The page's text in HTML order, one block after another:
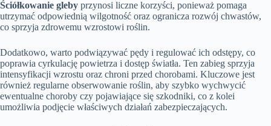
Ściółkowanie gleby przynosi liczne korzyści, ponieważ pomaga
utrzymać odpowiednią wilgotność oraz ogranicza rozwój chwastów,
co sprzyja zdrowemu wzrostowi roślin.
Dodatkowo, warto podwiązywać pędy i regulować ich odstępy, co
poprawia cyrkulację powietrza i dostęp światła. Ten zabieg sprzyja
intensyfikacji wzrostu oraz chroni przed chorobami. Kluczowe jest
również regularne obserwowanie roślin, aby szybko wychwycić
ewentualne choroby czy pojawiające się szkodniki, co z kolei
umożliwia podjęcie właściwych działań zabezpieczających.